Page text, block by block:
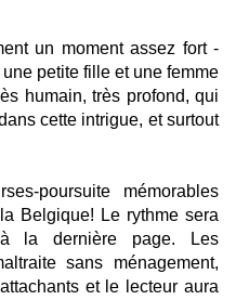
un moment assez fort -
petite fille et une femme
humain, très profond, qui
cette intrigue, et surtout
poursuite mémorables
Belgique! Le rythme sera
la dernière page. Les
sans ménagement,
et le lecteur aura